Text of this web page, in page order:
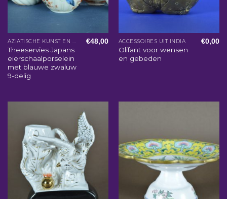
Theeservies Japans
eierschaalporselein
met blauwe zwaluw
9-delig
€48,00 ACCESSOIRES UIT INDIA
Olifant voor wensen
en gebeden
€0,00